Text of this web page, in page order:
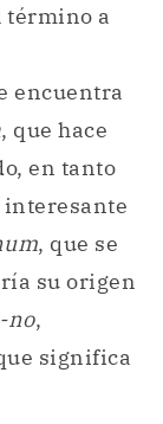
término a
encuentra
, que hace
en tanto
interesante
, que se
su origen
no,
significa